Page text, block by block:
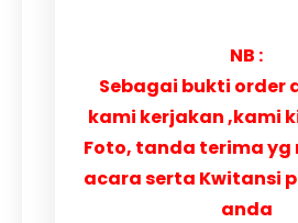
NB :
Sebagai bukti order
kami kerjakan ,kami
Foto, tanda terima yg
acara serta Kwitansi
anda